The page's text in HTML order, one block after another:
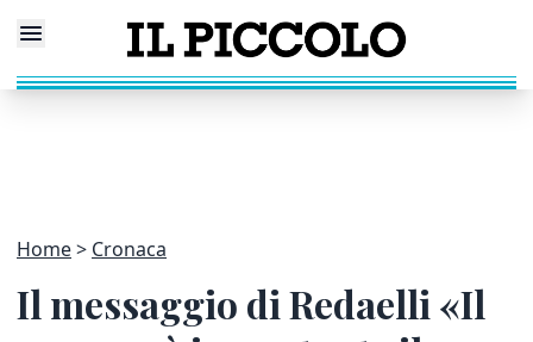
Home Cronaca
Il messaggio di Redaelli «Il